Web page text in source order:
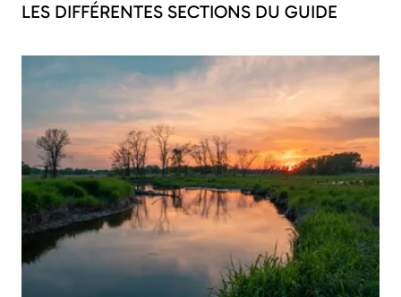
LES DIFFÉRENTES SECTIONS DU GUIDE